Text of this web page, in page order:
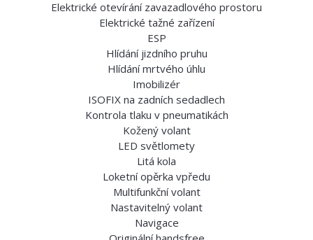
Elektrické otevírání zavazadlového prostoru
Elektrické tažné zařízení
ESP
Hlídání jizdního pruhu
Hlídání mrtvého úhlu
Imobilizér
ISOFIX na zadních sedadlech
Kontrola tlaku v pneumatikách
Kožený volant
LED světlomety
Litá kola
Loketní opěrka vpředu
Multifunkční volant
Nastavitelný volant
Navigace